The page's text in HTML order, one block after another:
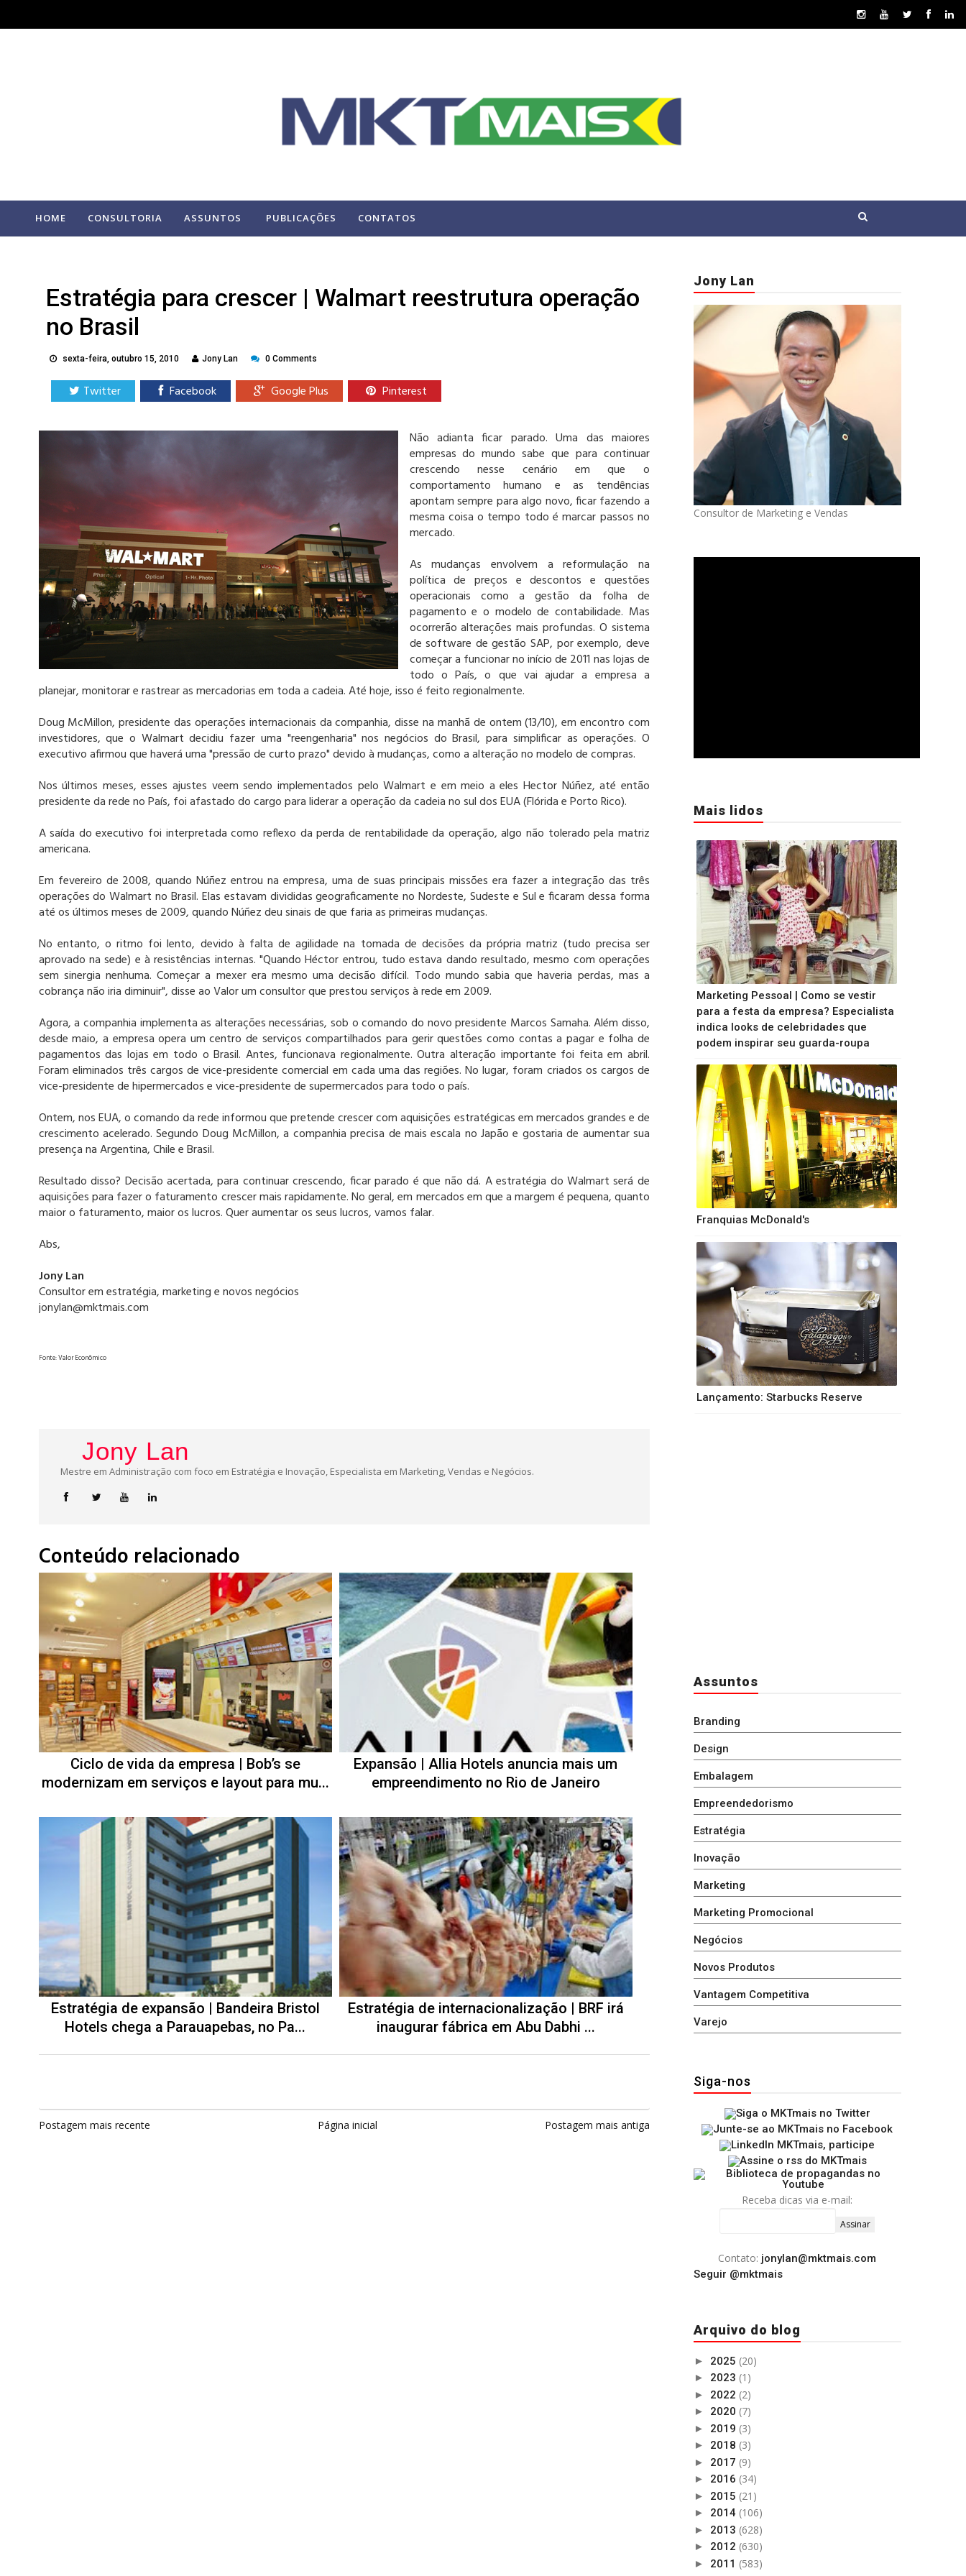
HOME CONSULTORIA ASSUNTOS PUBLICAÇÕES CONTATOS
Estratégia para crescer | Walmart reestrutura operação
no Brasil
sexta-feira, outubro 15, 2010 Jony Lan 0 Comments
Twitter Facebook Google Plus Pinterest
Não adianta ficar parado. Uma das maiores
empresas do mundo sabe que para continuar
crescendo nesse cenário em que o
comportamento humano e as tendências
apontam sempre para algo novo, ficar fazendo a
mesma coisa o tempo todo é marcar passos no
mercado.
As mudanças envolvem a reformulação na
política de preços e descontos e questões
operacionais como a gestão da folha de
pagamento e o modelo de contabilidade. Mas
ocorrerão alterações mais profundas. O sistema
de software de gestão SAP, por exemplo, deve
começar a funcionar no início de 2011 nas lojas de
todo o País, o que vai ajudar a empresa a
planejar, monitorar e rastrear as mercadorias em toda a cadeia. Até hoje, isso é feito regionalmente.
Doug McMillon, presidente das operações internacionais da companhia, disse na manhã de ontem (13/10), em encontro com
investidores, que o Walmart decidiu fazer uma "reengenharia" nos negócios do Brasil, para simplificar as operações. O
executivo afirmou que haverá uma "pressão de curto prazo" devido à mudanças, como a alteração no modelo de compras.
Nos últimos meses, esses ajustes veem sendo implementados pelo Walmart e em meio a eles Hector Núñez, até então
presidente da rede no País, foi afastado do cargo para liderar a operação da cadeia no sul dos EUA (Flórida e Porto Rico).
A saída do executivo foi interpretada como reflexo da perda de rentabilidade da operação, algo não tolerado pela matriz
americana.
Em fevereiro de 2008, quando Núñez entrou na empresa, uma de suas principais missões era fazer a integração das três
operações do Walmart no Brasil. Elas estavam divididas geograficamente no Nordeste, Sudeste e Sul e ficaram dessa forma
até os últimos meses de 2009, quando Núñez deu sinais de que faria as primeiras mudanças.
No entanto, o ritmo foi lento, devido à falta de agilidade na tomada de decisões da própria matriz (tudo precisa ser
aprovado na sede) e à resistências internas. "Quando Héctor entrou, tudo estava dando resultado, mesmo com operações
sem sinergia nenhuma. Começar a mexer era mesmo uma decisão difícil. Todo mundo sabia que haveria perdas, mas a
cobrança não iria diminuir", disse ao Valor um consultor que prestou serviços à rede em 2009.
Agora, a companhia implementa as alterações necessárias, sob o comando do novo presidente Marcos Samaha. Além disso,
desde maio, a empresa opera um centro de serviços compartilhados para gerir questões como contas a pagar e folha de
pagamentos das lojas em todo o Brasil. Antes, funcionava regionalmente. Outra alteração importante foi feita em abril.
Foram eliminados três cargos de vice-presidente comercial em cada uma das regiões. No lugar, foram criados os cargos de
vice-presidente de hipermercados e vice-presidente de supermercados para todo o país.
Ontem, nos EUA, o comando da rede informou que pretende crescer com aquisições estratégicas em mercados grandes e de
crescimento acelerado. Segundo Doug McMillon, a companhia precisa de mais escala no Japão e gostaria de aumentar sua
presença na Argentina, Chile e Brasil.
Resultado disso? Decisão acertada, para continuar crescendo, ficar parado é que não dá. A estratégia do Walmart será de
aquisições para fazer o faturamento crescer mais rapidamente. No geral, em mercados em que a margem é pequena, quanto
maior o faturamento, maior os lucros. Quer aumentar os seus lucros, vamos falar.
Abs,
Jony Lan
Consultor em estratégia, marketing e novos negócios
jonylan@mktmais.com
Fonte: Valor Econômico
Jony Lan
Mestre em Administração com foco em Estratégia e Inovação, Especialista em Marketing, Vendas e Negócios.
Conteúdo relacionado
Ciclo de vida da empresa | Bob’s se
modernizam em serviços e layout para mu...
Expansão | Allia Hotels anuncia mais um
empreendimento no Rio de Janeiro
Estratégia de expansão | Bandeira Bristol
Hotels chega a Parauapebas, no Pa...
Estratégia de internacionalização | BRF irá
inaugurar fábrica em Abu Dabhi ...
Postagem mais recente Página inicial Postagem mais antiga
Jony Lan
Consultor de Marketing e Vendas
Mais lidos
Marketing Pessoal | Como se vestir
para a festa da empresa? Especialista
indica looks de celebridades que
podem inspirar seu guarda-roupa
Franquias McDonald's
Lançamento: Starbucks Reserve
Assuntos
Branding
Design
Embalagem
Empreendedorismo
Estratégia
Inovação
Marketing
Marketing Promocional
Negócios
Novos Produtos
Vantagem Competitiva
Varejo
Siga-nos
Receba dicas via e-mail:
Contato: jonylan@mktmais.com
Seguir @mktmais
Arquivo do blog
► 2025 (20)
► 2023 (1)
► 2022 (2)
► 2020 (7)
► 2019 (3)
► 2018 (3)
► 2017 (9)
► 2016 (34)
► 2015 (21)
► 2014 (106)
► 2013 (628)
► 2012 (630)
► 2011 (583)